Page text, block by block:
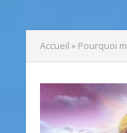
Accueil » Pourquoi